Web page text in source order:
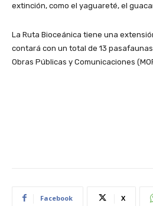
extinción, como el yaguareté, el
La Ruta Bioceánica tiene una
contará con un total de 13
Obras Públicas y Comunicaciones
Facebook X